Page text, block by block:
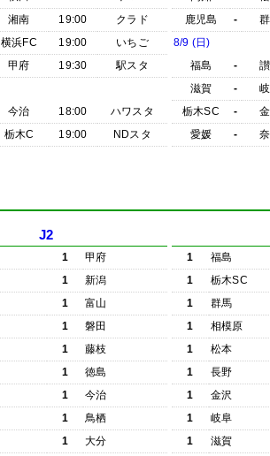
湘南 19:00
クラド
横浜FC 19:00
いちご
甲府 19:30
駅スタ
今治 18:00
ハワスタ
栃木C 19:00 NDスタ
鹿児島
-
8/9 (日)
福島
-
滋賀
-
栃木SC
-
愛媛
-
J2
1
甲府
1
新潟
1
富山
1
磐田
1
藤枝
1
徳島
1
今治
1
鳥栖
1
大分
1 福島
1
栃木SC
1
群馬
1
相模原
1
松本
1
長野
1
金沢
1
岐阜
1
滋賀